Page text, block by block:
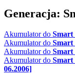
Generacja:
Akumulator do Smart
Akumulator do Smart
Akumulator do Smart
Akumulator do Smart
06.2006]